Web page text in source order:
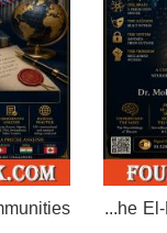
Prisoner of Perception: The El-Rakhawi Manifesto